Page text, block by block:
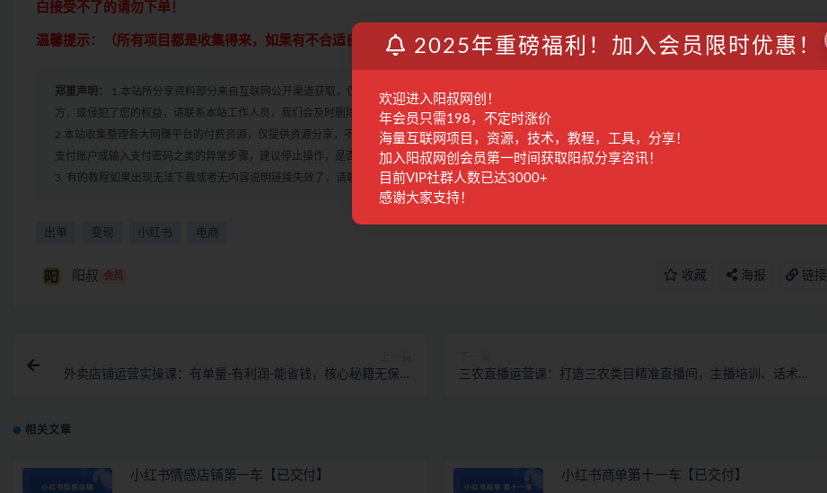
白接受不了的请勿下单！
温馨提示：（所有项目都是收集得来，如果有不合适自己的，萝卜青菜各有所爱，注意自己甄选，避免踩坑，谢谢！）
郑重声明：
1.本站所分享资料部分来自互联网公开渠道获取，仅供会员学习交流使用，请于24小时内删除，尊重原作者及出版方，如认为本站有使用不当的地
方，或侵犯了您的权益，请联系本站工作人员，我们会及时删除。如果遇到付费才可观看的文章，建议升级本站VIP，全站所有资源“任意下免费看”。
2.本站收集整理各大网赚平台的付费资源，仅提供资源分享，不提供任何的一对一教学指导，不提供任何收益保障，具体请自行分辨测试，如遇充值环节或绑定
支付账户或输入支付密码之类的异常步骤，建议停止操作，是否有风险请自行甄别，本站概不负责！
3. 有的教程如果出现无法下载或者无内容说明链接失效了，请联系客服进行处理。
出单 变现 小红书 电商
阳叔 会员 收藏 海报 链接
外卖店铺运营实操课：有单量-有利润-能省钱，核心秘籍无保留
三农直播运营课：打造三农类目精准直播间，主播培训、话术逻
相关文章
小红书情感店铺第一车【已交付】 小红书商单第十一车【已交付】
2025年重磅福利！加入会员限时优惠！
欢迎进入阳叔网创！
年会员只需198，不定时涨价
海量互联网项目，资源，技术，教程，工具，分享！
加入阳叔网创会员第一时间获取阳叔分享咨讯！
目前VIP社群人数已达3000+
感谢大家支持！